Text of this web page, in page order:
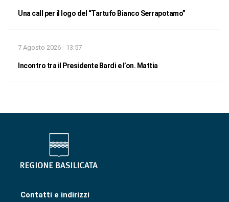
Una call per il logo del “Tartufo Bianco Serrapotamo”
7 Agosto 2026 - 13:57
Incontro tra il Presidente Bardi e l’on. Mattia
Contatti e indirizzi